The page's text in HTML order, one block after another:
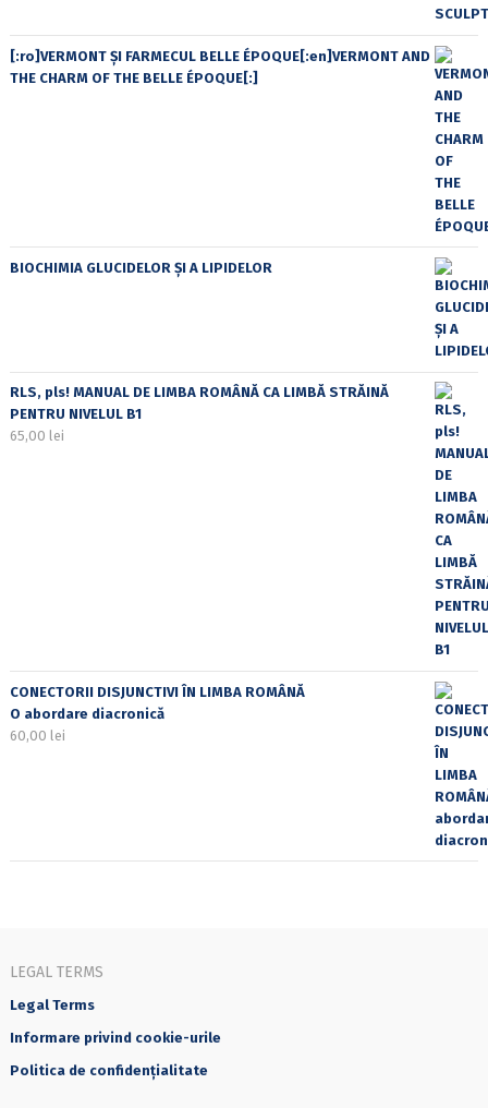
[:ro]VERMONT ȘI FARMECUL BELLE ÉPOQUE[:en]VERMONT AND
THE CHARM OF THE BELLE ÉPOQUE[:]
BIOCHIMIA GLUCIDELOR ȘI A LIPIDELOR
RLS, pls! MANUAL DE LIMBA ROMÂNĂ CA LIMBĂ STRĂINĂ
PENTRU NIVELUL B1
65,00 lei
CONECTORII DISJUNCTIVI ÎN LIMBA ROMÂNĂ
O abordare diacronică
60,00 lei
LEGAL TERMS
Legal Terms
Informare privind cookie-urile
Politica de confidențialitate